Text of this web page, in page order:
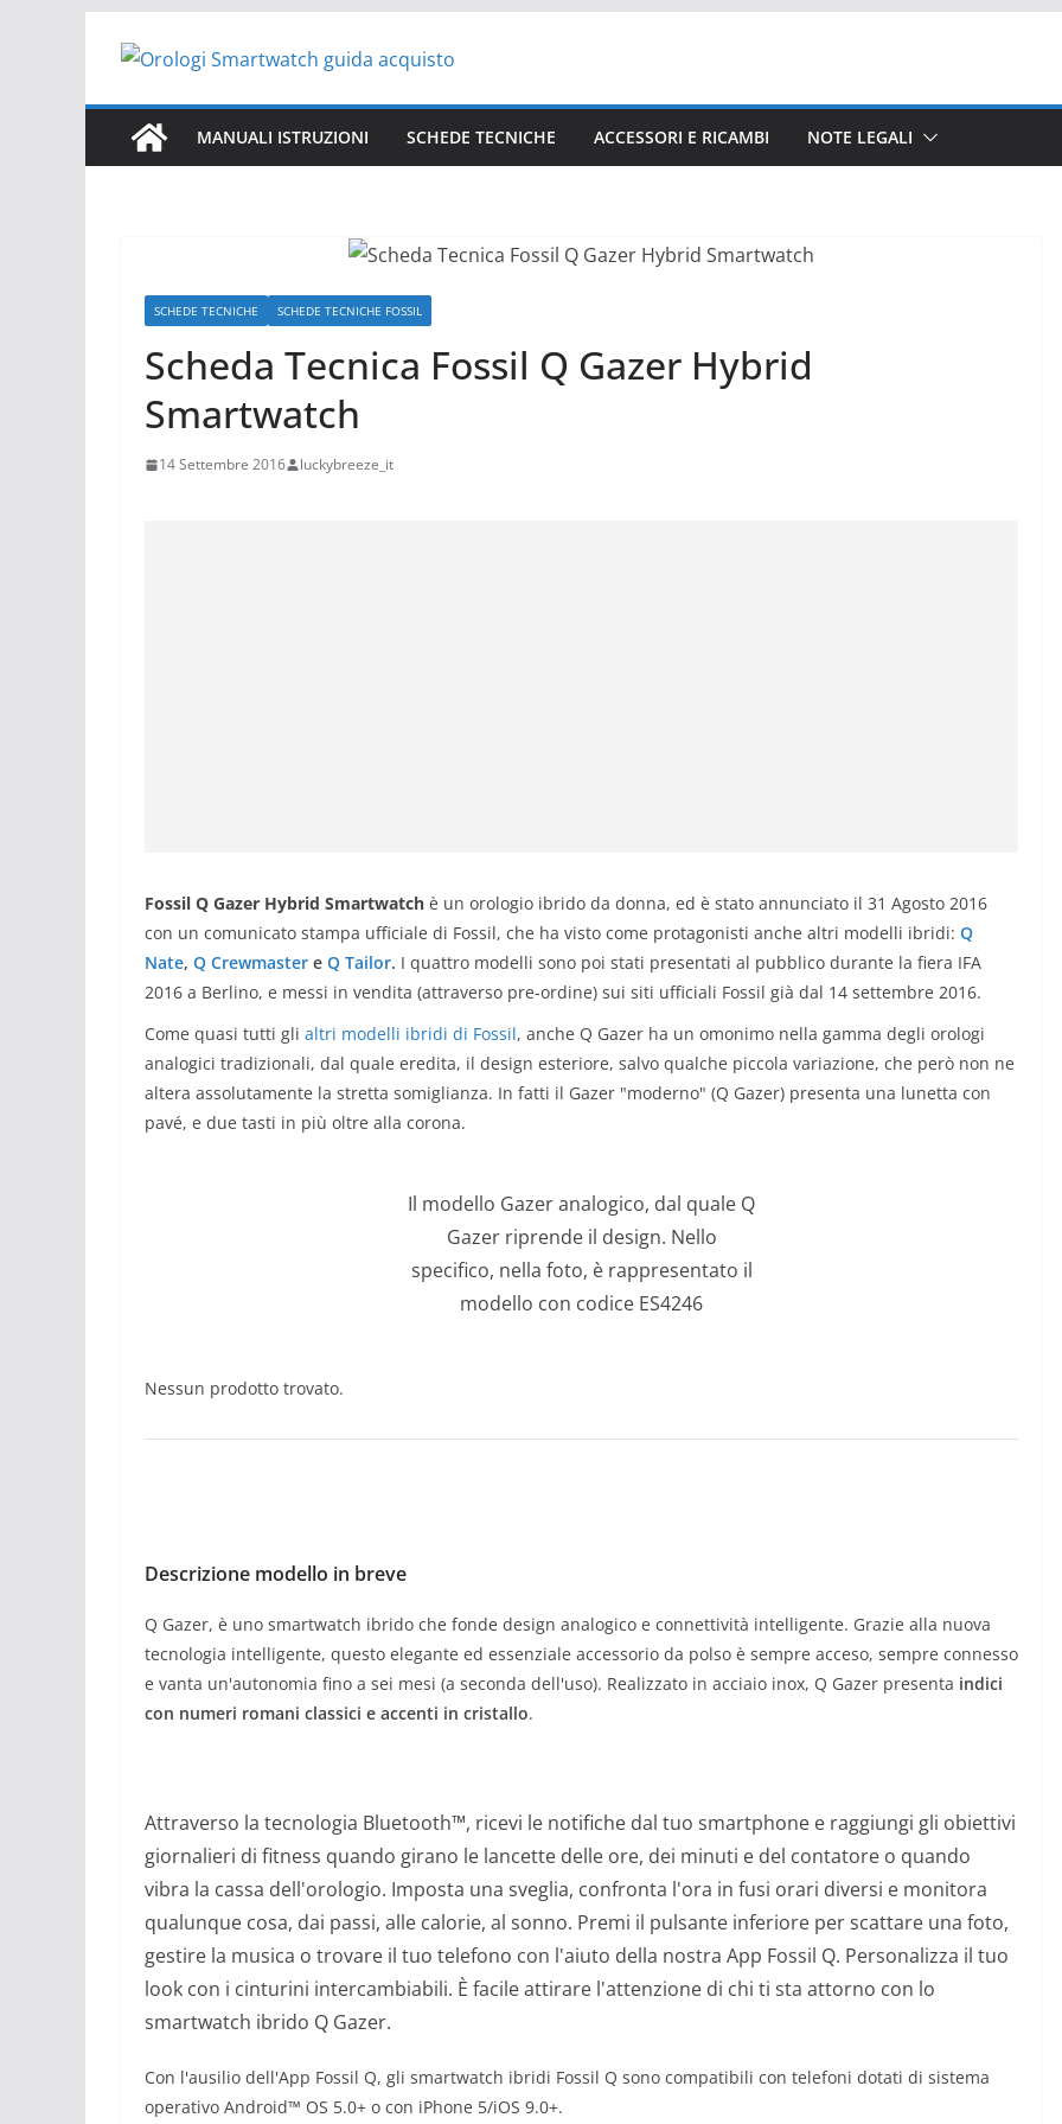
MANUALI ISTRUZIONI SCHEDE TECNICHE ACCESSORI E RICAMBI NOTE LEGALI
SCHEDE TECNICHE SCHEDE TECNICHE FOSSIL
Scheda Tecnica Fossil Q Gazer Hybrid
Smartwatch
14 Settembre 2016 luckybreeze_it
Fossil Q Gazer Hybrid Smartwatch è un orologio ibrido da donna, ed è stato annunciato il 31 Agosto 2016
con un comunicato stampa ufficiale di Fossil, che ha visto come protagonisti anche altri modelli ibridi: Q
Nate, Q Crewmaster e Q Tailor. I quattro modelli sono poi stati presentati al pubblico durante la fiera IFA
2016 a Berlino, e messi in vendita (attraverso pre-ordine) sui siti ufficiali Fossil già dal 14 settembre 2016.
Come quasi tutti gli altri modelli ibridi di Fossil, anche Q Gazer ha un omonimo nella gamma degli orologi
analogici tradizionali, dal quale eredita, il design esteriore, salvo qualche piccola variazione, che però non ne
altera assolutamente la stretta somiglianza. In fatti il Gazer "moderno" (Q Gazer) presenta una lunetta con
pavé, e due tasti in più oltre alla corona.
Il modello Gazer analogico, dal quale Q
Gazer riprende il design. Nello
specifico, nella foto, è rappresentato il
modello con codice ES4246
Nessun prodotto trovato.
Descrizione modello in breve
Q Gazer, è uno smartwatch ibrido che fonde design analogico e connettività intelligente. Grazie alla nuova
tecnologia intelligente, questo elegante ed essenziale accessorio da polso è sempre acceso, sempre connesso
e vanta un'autonomia fino a sei mesi (a seconda dell'uso). Realizzato in acciaio inox, Q Gazer presenta indici
con numeri romani classici e accenti in cristallo.
Attraverso la tecnologia Bluetooth™, ricevi le notifiche dal tuo smartphone e raggiungi gli obiettivi
giornalieri di fitness quando girano le lancette delle ore, dei minuti e del contatore o quando
vibra la cassa dell'orologio. Imposta una sveglia, confronta l'ora in fusi orari diversi e monitora
qualunque cosa, dai passi, alle calorie, al sonno. Premi il pulsante inferiore per scattare una foto,
gestire la musica o trovare il tuo telefono con l'aiuto della nostra App Fossil Q. Personalizza il tuo
look con i cinturini intercambiabili. È facile attirare l'attenzione di chi ti sta attorno con lo
smartwatch ibrido Q Gazer.
Con l'ausilio dell'App Fossil Q, gli smartwatch ibridi Fossil Q sono compatibili con telefoni dotati di sistema
operativo Android™ OS 5.0+ o con iPhone 5/iOS 9.0+.